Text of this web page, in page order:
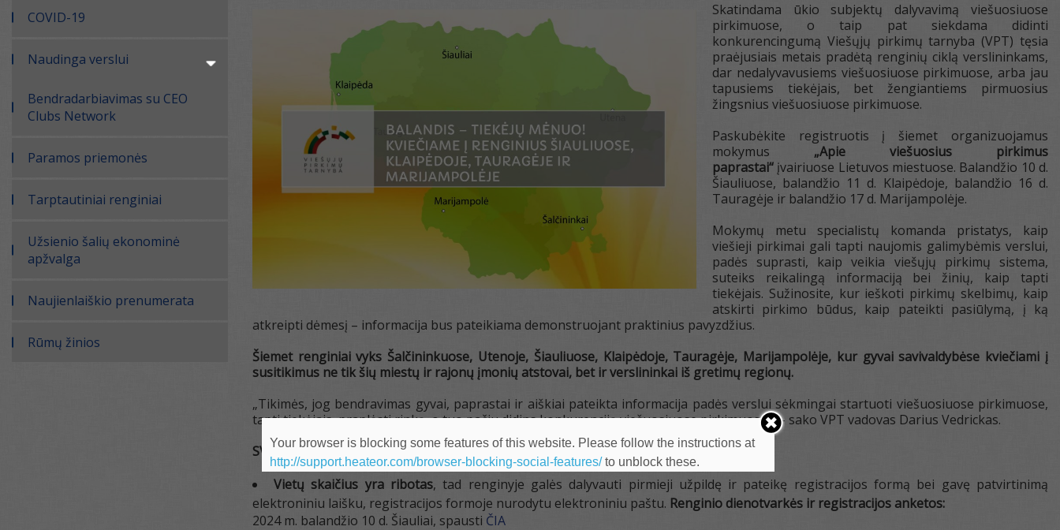
COVID-19
Naudinga verslui
Bendradarbiavimas su CEO
Clubs Network
Paramos priemonės
Tarptautiniai renginiai
Užsienio šalių ekonominė
apžvalga
Naujienlaiškio prenumerata
Rūmų žinios
Skatindama ūkio subjektų dalyvavimą viešuosiuose
pirkimuose, o taip pat siekdama didinti
konkurencingumą Viešųjų pirkimų tarnyba (VPT) tęsia
praėjusiais metais pradėtą renginių ciklą verslininkams,
dar nedalyvavusiems viešuosiuose pirkimuose, arba jau
tapusiems tiekėjais, bet žengiantiems pirmuosius
žingsnius viešuosiuose pirkimuose.
Paskubėkite registruotis į šiemet organizuojamus
mokymus „Apie viešuosius pirkimus
paprastai“įvairiuose Lietuvos miestuose. Balandžio 10 d.
Šiauliuose, balandžio 11 d. Klaipėdoje, balandžio 16 d.
Tauragėje ir balandžio 17 d. Marijampolėje.
Mokymų metu specialistų komanda pristatys, kaip
viešieji pirkimai gali tapti naujomis galimybėmis verslui,
padės suprasti, kaip veikia viešųjų pirkimų sistema,
suteiks reikalingą informaciją bei žinių, kaip tapti
tiekėjais. Sužinosite, kur ieškoti pirkimų skelbimų, kaip
atskirti pirkimo būdus, kaip pateikti pasiūlymą, į ką
atkreipti dėmesį – informacija bus pateikiama demonstruojant praktinius pavyzdžius.
Šiemet renginiai vyks Šalčininkuose, Utenoje, Šiauliuose, Klaipėdoje, Tauragėje, Marijampolėje, kur gyvai savivaldybėse kviečiami į
susitikimus ne tik šių miestų ir rajonų įmonių atstovai, bet ir verslininkai iš gretimų regionų.
„Tikimės, jog bendravimas gyvai, paprastai ir aiškiai pateikta informacija padės verslui sėkmingai startuoti viešuosiuose pirkimuose,
tapti tiekėjais, praplėsti rinką, o tuo pačiu didins konkurenciją viešuosiuose pirkimuose“, – sako VPT vadovas Darius Vedrickas.
SVARBU!
Vietų skaičius yra ribotas, tad renginyje galės dalyvauti pirmieji užpildę ir pateikę registracijos formą bei gavę patvirtinimą
elektroniniu laišku, registracijos formoje nurodytu elektroniniu paštu. Renginio dienotvarkės ir registracijos anketos:
2024 m. balandžio 10 d. Šiauliai, spausti ČIA
Your browser is blocking some features of this website. Please follow the instructions at
http://support.heateor.com/browser-blocking-social-features/to unblock these.